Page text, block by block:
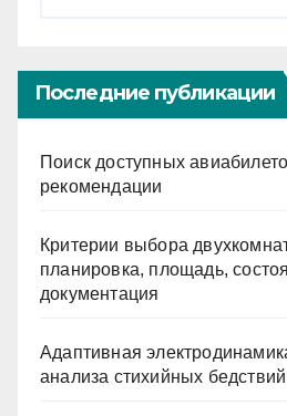
Последние публикации
Поиск доступных
рекомендации
Критерии выбора
планировка, площадь,
документация
Адаптивная
анализа стихийных